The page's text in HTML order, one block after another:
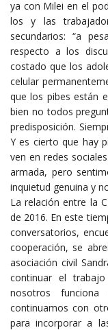
ya con Milei en el
los y las
secundarios: “a
respecto a los
costado que los
celular
que los pibes están
bien no todos
predisposición.
Y es cierto que hay
ven en redes
armada, pero
inquietud genuina y
La relación entre la
de 2016. En este
conversatorios,
cooperación, se
asociación civil
continuar el
nosotros
continuamos con
para incorporar a